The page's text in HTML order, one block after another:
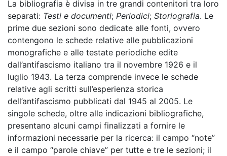
La bibliografia è divisa in tre grandi contenitori tra loro
separati: Testi e documenti; Periodici; Storiografia. Le
prime due sezioni sono dedicate alle fonti, ovvero
contengono le schede relative alle pubblicazioni
monografiche e alle testate periodiche edite
dall’antifascismo italiano tra il novembre 1926 e il
luglio 1943. La terza comprende invece le schede
relative agli scritti sull’esperienza storica
dell’antifascismo pubblicati dal 1945 al 2005. Le
singole schede, oltre alle indicazioni bibliografiche,
presentano alcuni campi finalizzati a fornire le
informazioni necessarie per la ricerca: il campo “note”
e il campo “parole chiave” per tutte e tre le sezioni; il